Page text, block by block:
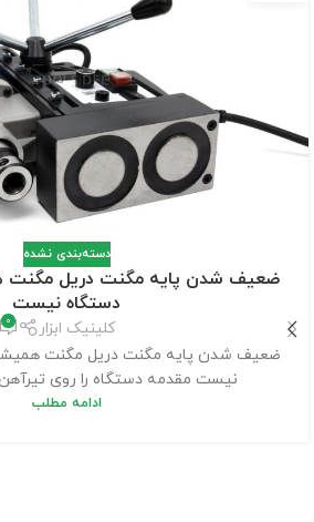
دسته‌بندی نشده
ضعیف شدن پایه مگنت دریل مگنت
دستگاه نیست
کلینیک ابزار 0
ضعیف شدن پایه مگنت دریل مگنت همیشه
نیست مقدمه دستگاه را روی
ادامه مطلب